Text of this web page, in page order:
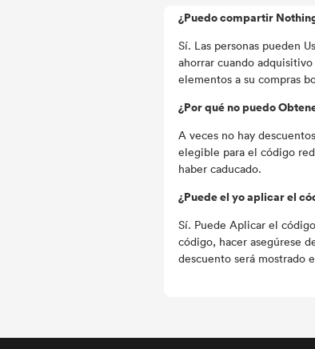
¿Puedo compartir
Sí. Las personas pueden
ahorrar cuando
elementos a su compras
¿Por qué no puedo
A veces no hay
elegible para el código
haber caducado.
¿Puede el yo aplicar el
Sí. Puede Aplicar el
código, hacer asegúrese
descuento será mostrado